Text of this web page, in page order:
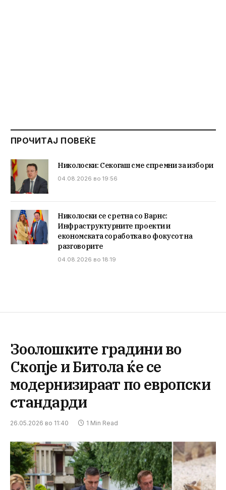
ПРОЧИТАЈ ПОВЕЌЕ
Николоски: Секогаш сме спремни за избори
04.08.2026 во 19:56
Николоски се сретна со Варнс:
Инфраструктурните проекти и
економската соработка во фокусот на
разговорите
04.08.2026 во 18:19
Зоолошките градини во
Скопје и Битола ќе се
модернизираат по европски
стандарди
26.05.2026 во 11:40 1 Min Read